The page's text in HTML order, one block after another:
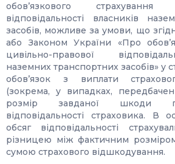
обов’язкового страхування
відповідальності власників
засобів, можливе за умови, що
або Законом України «Про
цивільно-правової
наземних транспортних засобів» у
обов’язок з виплати
(зокрема, у випадках,
розмір завданої шкоди
відповідальності страховика. В
обсяг відповідальності
різницею між фактичним
сумою страхового відшкодування.